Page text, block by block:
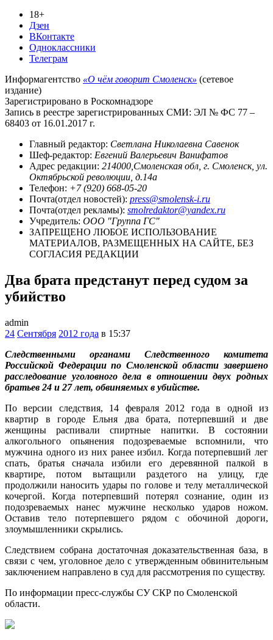
18+
Дзен
ВКонтакте
Одноклассники
Телеграм
Информагентство «О чём говорит Смоленск» (сетевое
издание)
Зарегистрировано в Роскомнадзоре
Запись в реестре зарегистрированных СМИ: ЭЛ № ФС 77 –
68403 от 16.01.2017 г.
Главный редактор: Светлана Николаевна Савенок
Шеф-редактор: Евгений Валерьевич Ванифатов
Адрес редакции: 214000,Смоленская обл, г. Смоленск, ул.
Октябрьской революции, д.14а
Телефон: +7 (920) 668-05-20
Почта(отдел новостей): press@smolensk-i.ru
Почта(отдел рекламы): smolredaktor@yandex.ru
Учредитель: ООО "Группа ГС"
ЗАПРЕЩЕНО ЛЮБОЕ ИСПОЛЬЗОВАНИЕ
МАТЕРИАЛОВ, РАЗМЕЩЕННЫХ НА САЙТЕ, БЕЗ
СОГЛАСИЯ РЕДАКЦИИ
Два брата предстанут перед судом за
убийство
admin
24 Сентября 2012 года в 15:37
Следственными органами Следственного комитета
Российской Федерации по Смоленской области завершено
расследование уголовного дела в отношении двух родных
братьев 24 и 27 лет, обвиняемых в убийстве.
По версии следствия, 14 февраля 2012 года в одной из
квартир в городе Ельня два брата, потерпевший и две
женщины распивали спиртные напитки. В состоянии
алкогольного опьянения подозреваемые вспомнили, что
мужчина одного из них ранее избил. Когда потерпевший лег
спать, братья сначала избили его деревянной палкой в
квартире, потом вытащили раздетого на улицу, где
продолжили наносить удары по голове и телу металлической
кочергой. Когда потерпевший потерял сознание, один из
подозреваемых нанес мужчине несколько ударов ножом.
Оставив тело потерпевшего рядом с обочиной дороги,
злоумышленники скрылись.
Следствием собрана достаточная доказательственная база, в
связи с чем, уголовное дело с утвержденным обвинительным
заключением направлено в суд для рассмотрения по существу.
По информации пресс-службы СУ СКР по Смоленской
области.